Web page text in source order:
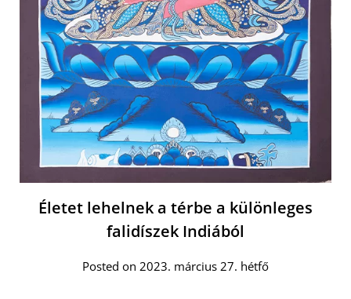
Életet lehelnek a térbe a különleges
falidíszek Indiából
Posted on 2023. március 27. hétfő